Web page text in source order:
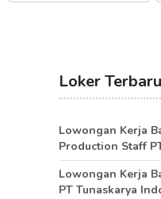
Loker Terbaru
Lowongan Kerja
Production Staff
Lowongan Kerja
PT Tunaskarya